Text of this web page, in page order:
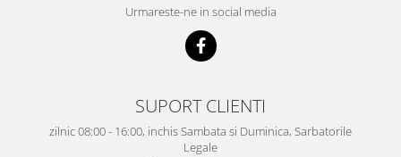
Urmareste-ne in social media
SUPORT CLIENTI
zilnic 08:00 - 16:00, inchis Sambata si Duminica, Sarbatorile
Legale